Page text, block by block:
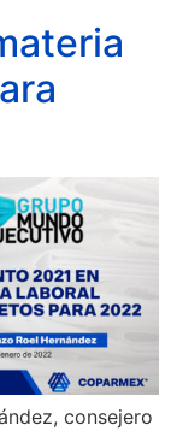
consejero